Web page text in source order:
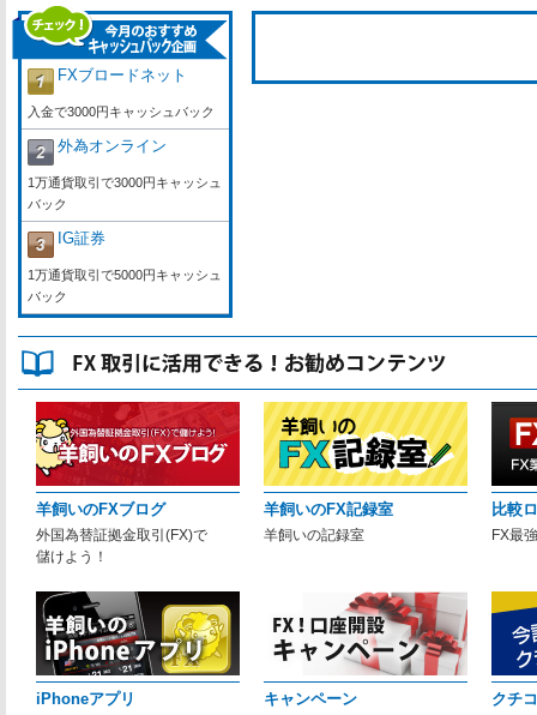
FXブロードネット
入金で3000円キャッシュバック
外為オンライン
1万通貨取引で3000円キャッシュ
バック
IG証券
1万通貨取引で5000円キャッシュ
バック
羊飼いのFXブログ
外国為替証拠金取引(FX)で
儲けよう！
羊飼いのFX記録室
羊飼いの記録室
比較
FX最
iPhoneアプリ キャンペーン クチ